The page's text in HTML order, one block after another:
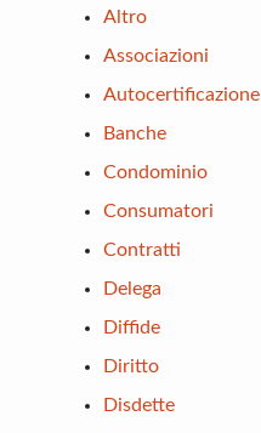
Altro
Associazioni
Autocertificazione
Banche
Condominio
Consumatori
Contratti
Delega
Diffide
Diritto
Disdette